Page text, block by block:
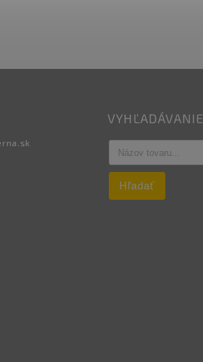
VYHĽADÁVANIE
Hľadať